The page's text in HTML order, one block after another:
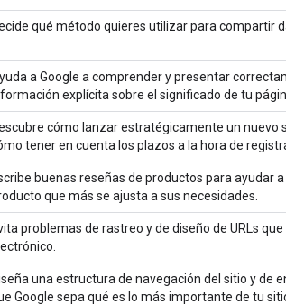
qué método quieres utilizar para compartir
a Google a comprender y presentar
explícita sobre el significado de tu
cómo lanzar estratégicamente un nuevo
tener en cuenta los plazos a la hora de
buenas reseñas de productos para ayudar
que más se ajusta a sus necesidades.
problemas de rastreo y de diseño de URLs
una estructura de navegación del sitio y de
Google sepa qué es lo más importante de tu